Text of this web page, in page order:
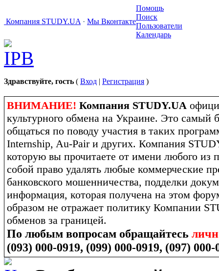
Компания STUDY.UA · Мы Вконтакте
Помощь
Поиск
Пользователи
Календарь
Здравствуйте, гость ( Вход | Регистрация )
ВНИМАНИЕ! Компания STUDY.UA
культурного обмена на Украине. Это
общаться по поводу участия в таких
Internship, Au-Pair и других. Компания
которую вы прочитаете от имени любого из
собой право удалять любые коммерческие
банковского мошенничества, подделки
информация, которая получена на этом
образом не отражает политику Компании
обменов за границей.
По любым вопросам обращайтесь
(093) 000-0919, (099) 000-0919, (097) 000-